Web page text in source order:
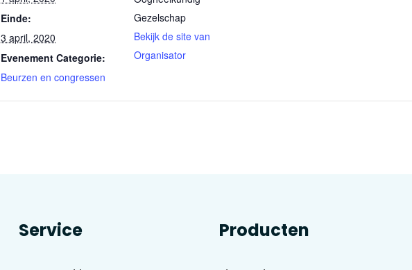
Einde:
3 april, 2020
Evenement Categorie:
Beurzen en congressen
Gezelschap
Bekijk de site van
Organisator
Service Producten